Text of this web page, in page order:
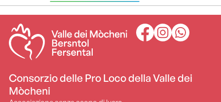
Consorzio delle Pro Loco della Valle dei
Mòcheni